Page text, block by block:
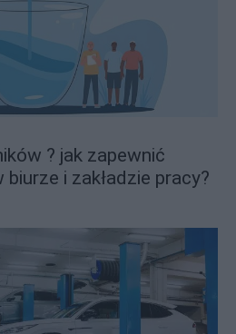
? jak zapewnić
i zakładzie pracy?